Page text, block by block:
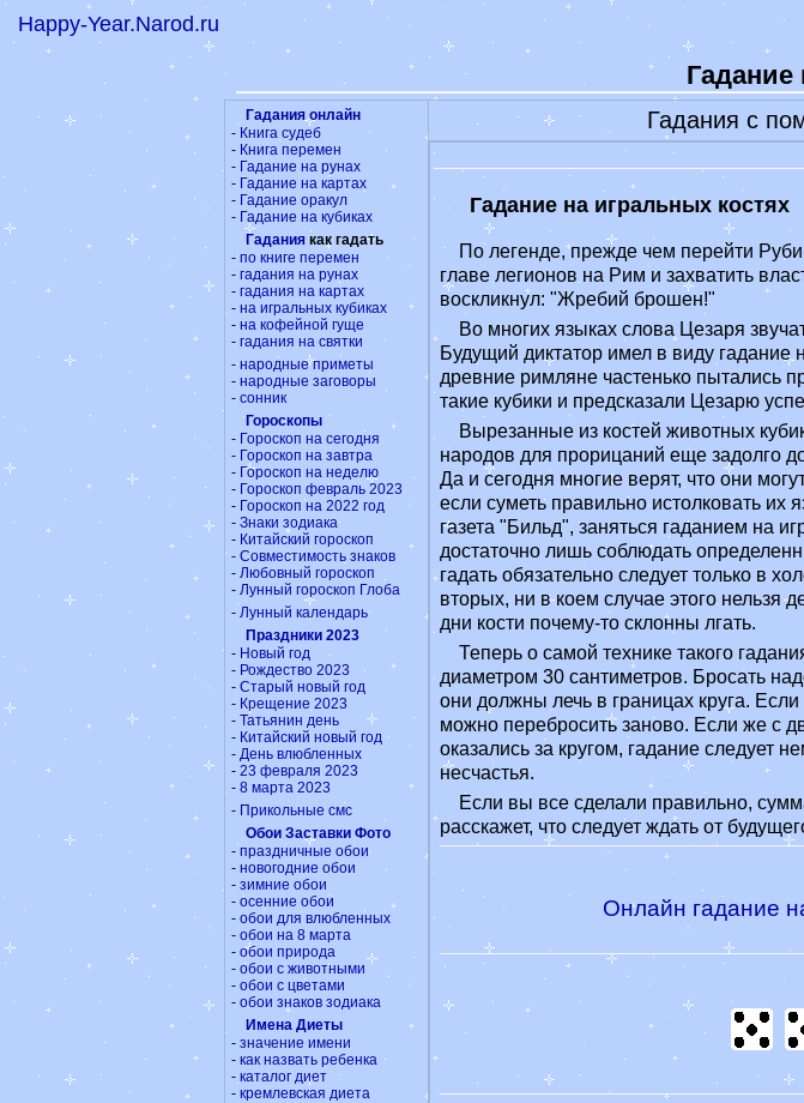
Гадание
Гадания онлайн
- Книга судеб
- Книга перемен
- Гадание на рунах
- Гадание на картах
- Гадание оракул
- Гадание на кубиках
Гадания как гадать
- по книге перемен
- гадания на рунах
- гадания на картах
- на игральных кубиках
- на кофейной гуще
- гадания на святки
-народные приметы
- народные заговоры
- сонник
Гороскопы
- Гороскоп на сегодня
- Гороскоп на завтра
- Гороскоп на неделю
- Гороскоп февраль 2023
- Гороскоп на 2022 год
- Знаки зодиака
- Китайский гороскоп
- Совместимость знаков
- Любовный гороскоп
- Лунный гороскоп Глоба
- Лунный календарь
Праздники 2023
- Новый год
- Рождество 2023
- Старый новый год
- Крещение 2023
- Татьянин день
- Китайский новый год
- День влюбленных
- 23 февраля 2023
- 8 марта 2023
- Прикольные смс
Обои Заставки Фото
- праздничные обои
- новогодние обои
- зимние обои
- осенние обои
- обои для влюбленных
- обои на 8 марта
- обои природа
- обои с животными
- обои с цветами
- обои знаков зодиака
Имена Диеты
- значение имени
- как назвать ребенка
- каталог диет
- кремлевская диета
Гадания с
Гадание на игральных костях
По легенде, прежде чем перейти
главе легионов на Рим и захватить
воскликнул: "Жребий брошен!"
Во многих языках слова Цезаря
Будущий диктатор имел в виду гадание
древние римляне частенько пытались
такие кубики и предсказали Цезарю
Вырезанные из костей животных
народов для прорицаний еще задолго
Да и сегодня многие верят, что они
если суметь правильно истолковать их
газета "Бильд", заняться гаданием на
достаточно лишь соблюдать
гадать обязательно следует только в
вторых, ни в коем случае этого нельзя
дни кости почему-то склонны лгать.
Теперь о самой технике такого
диаметром 30 сантиметров. Бросать
они должны лечь в границах круга.
можно перебросить заново. Если же с
оказались за кругом, гадание следует
несчастья.
Если вы все сделали правильно,
расскажет, что следует ждать от
Онлайн гадание
Happy-Year.Narod.ru
на
-гадания на
Народные
Народные
Сонник
-Гороскоп на
-Гороскоп
-Гороскоп на
Прикольные
Признание
Значение